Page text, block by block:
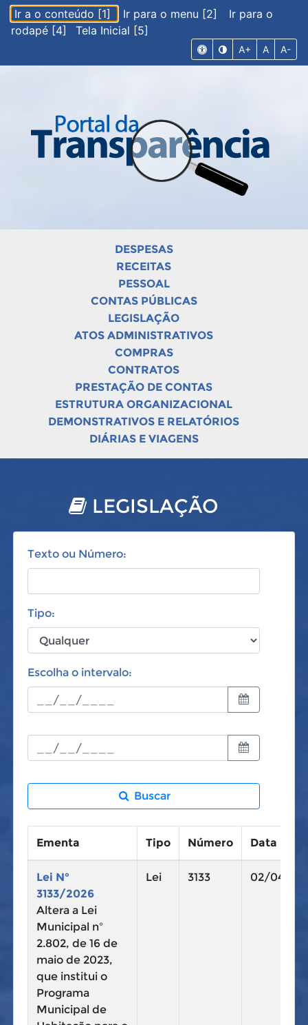
Ir a o conteúdo [1] Ir para o menu [2]
Ir para o
rodapé [4]
Tela Inicial [5]
A+ A A-
DESPESAS
RECEITAS
PESSOAL
CONTAS PÚBLICAS
LEGISLAÇÃO
ATOS ADMINISTRATIVOS
COMPRAS
CONTRATOS
PRESTAÇÃO DE CONTAS
ESTRUTURA ORGANIZACIONAL
DEMONSTRATIVOS E RELATÓRIOS
DIÁRIAS E VIAGENS
LEGISLAÇÃO
Texto ou Número:
Tipo:
Escolha o intervalo:
Buscar
Ementa Tipo Número Data
Lei N°
3133/2026
Altera a Lei
Municipal nº
2.802, de 16 de
maio de 2023,
que institui o
Programa
Municipal de
Lei 3133 02/04/